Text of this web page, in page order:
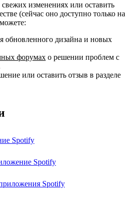
изменениях или оставить
(сейчас оно доступно только на
обновленного дизайна и новых
форумах о решении проблем с
или оставить отзыв в разделе
Spotify
Spotify
Spotify